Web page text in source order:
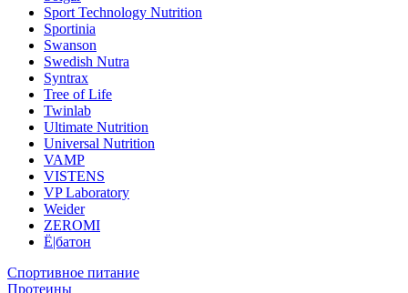
Sport Technology Nutrition
Sportinia
Swanson
Swedish Nutra
Syntrax
Tree of Life
Twinlab
Ultimate Nutrition
Universal Nutrition
VAMP
VISTENS
VP Laboratory
Weider
ZEROMI
Ё|батон
Спортивное питание
Протеины